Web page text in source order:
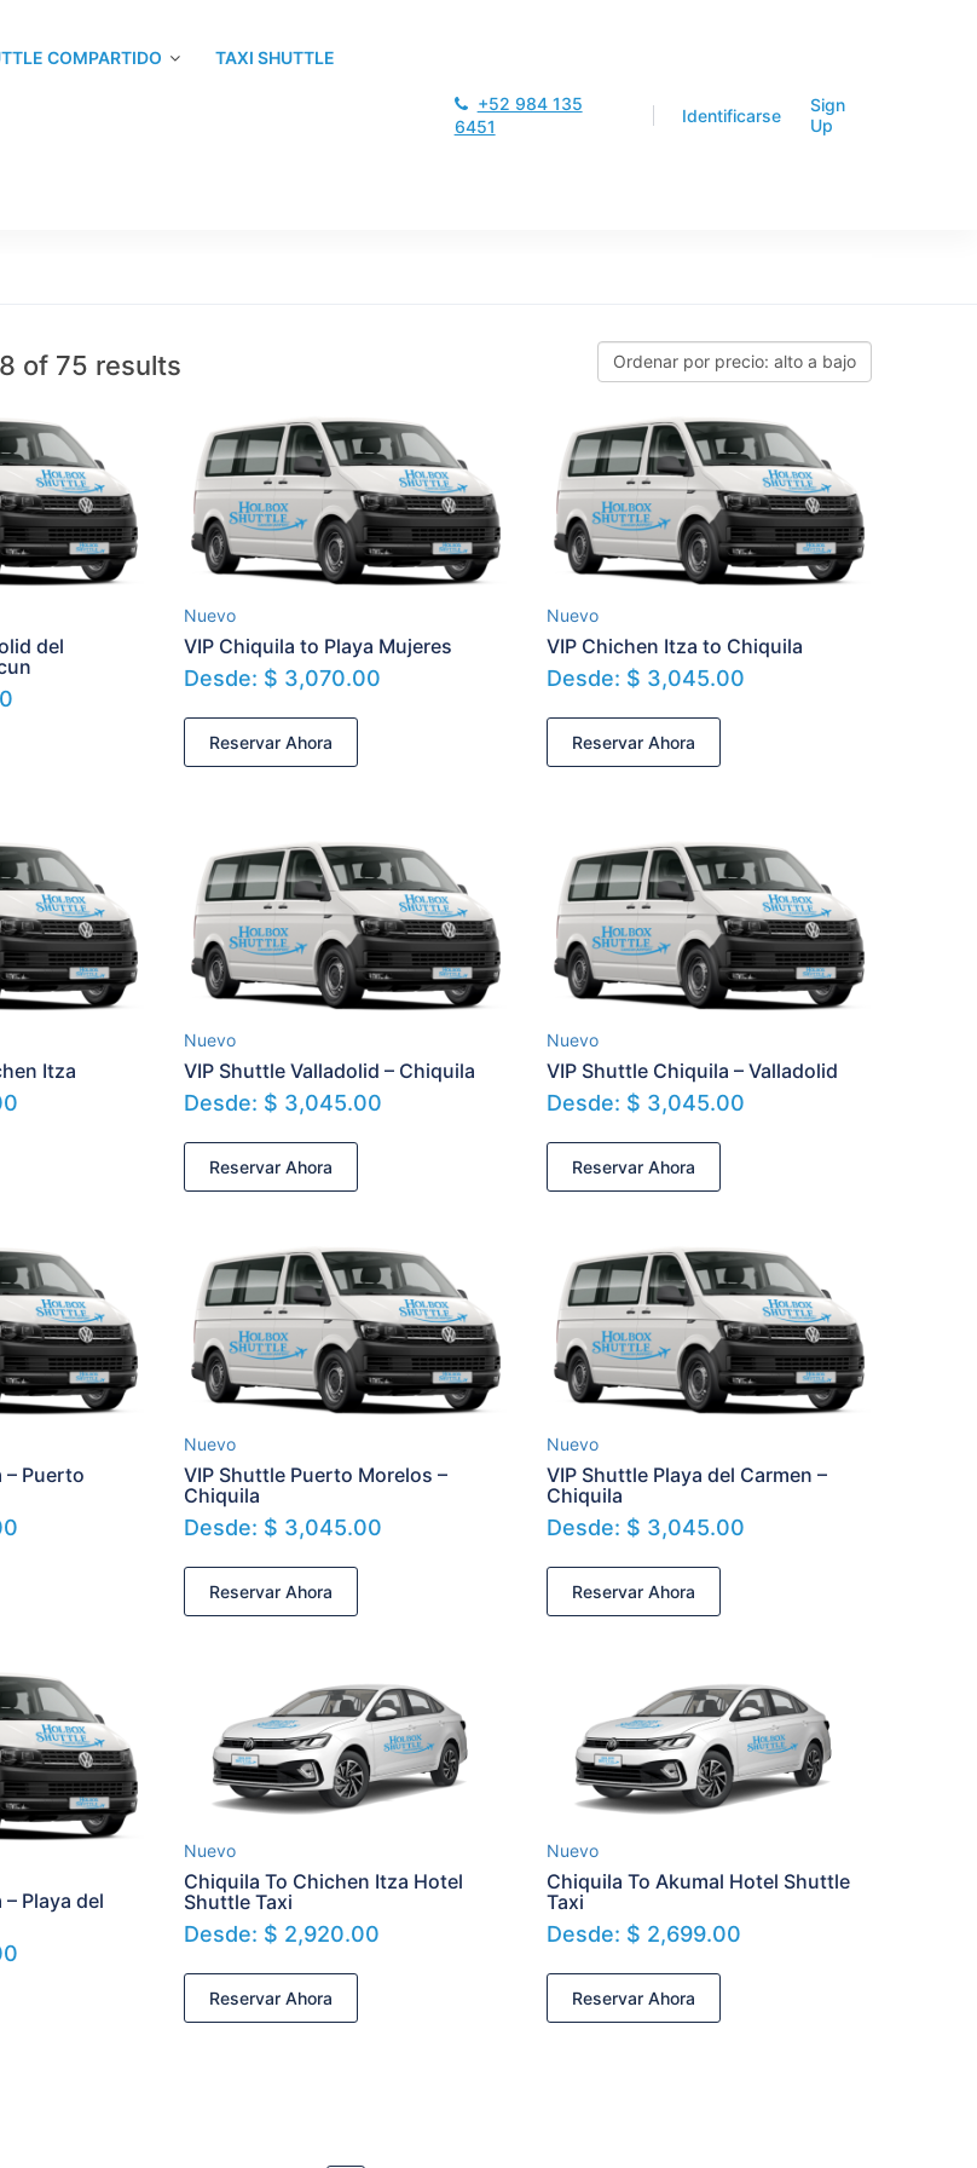
COMPARTIDO TAXI SHUTTLE
+52 984 135
6451
Identificarse
Sign
Up
of 75 results
del
Nuevo
VIP Chiquila to Playa Mujeres
Desde: $ 3,070.00
Reservar Ahora
Nuevo
VIP Chichen Itza to Chiquila
Desde: $ 3,045.00
Reservar Ahora
Itza
Nuevo
VIP Shuttle Valladolid – Chiquila
Desde: $ 3,045.00
Reservar Ahora
Nuevo
VIP Shuttle Chiquila – Valladolid
Desde: $ 3,045.00
Reservar Ahora
– Puerto
Nuevo
VIP Shuttle Puerto Morelos –
Chiquila
Desde: $ 3,045.00
Reservar Ahora
Nuevo
VIP Shuttle Playa del Carmen –
Chiquila
Desde: $ 3,045.00
Reservar Ahora
Playa del
Nuevo
Chiquila To Chichen Itza Hotel
Shuttle Taxi
Desde: $ 2,920.00
Reservar Ahora
Nuevo
Chiquila To Akumal Hotel Shuttle
Taxi
Desde: $ 2,699.00
Reservar Ahora